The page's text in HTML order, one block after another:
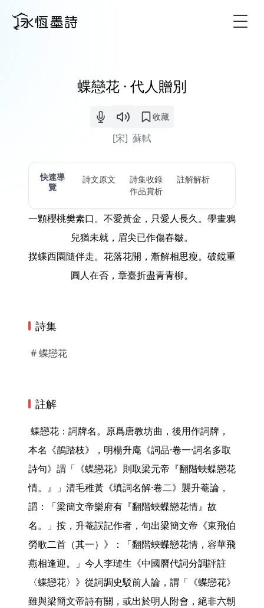
蝶戀花 · 代人贈別
收藏
[宋] 蘇軾
快速導
覽
詩文原文 詩集收錄
註解解析
作品賞析
一顆櫻桃樊素口。不愛黃金，只愛人長久。學畫鴉
兒猶未就，眉尖已作傷春皺。
撲蝶西園隨伴走。花落花開，漸解相思瘦。破鏡重
圓人在否，章臺折盡青青柳。
詩集
# 蝶戀花
註解
本名《鵲踏枝》，明楊升庵《詞品·卷一·詞名多取
詩句》謂「《蝶戀花》則取梁元帝『翻階蛺蝶戀花
情。』」清毛稚黃《填詞名解·卷二》襲升菴論，
謂：「梁簡文帝樂府有『翻階蛺蝶戀花情』故
名。」按，升菴誤記作者，句出梁簡文帝《東飛伯
勞歌二首（其一）》：「翻階蛺蝶戀花情，容華飛
燕相逢迎。」今人李璉生《中國曆代詞分調評註
〈蝶戀花〉》從詞調史駁前人論，謂「《蝶戀花》
雖與梁簡文帝詩有關，或出於明人附會，絕非六朝